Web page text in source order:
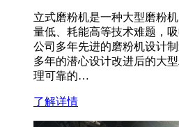
立式磨粉机是一种大型磨粉
量低、耗能高等技术难题，
公司多年先进的磨粉机设计
多年的潜心设计改进后的大
理可靠的…
了解详情